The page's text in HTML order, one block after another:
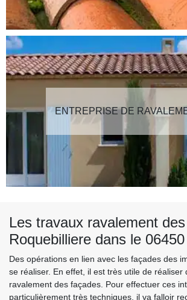
ENTREPRISE DE
Les travaux ravalement
Roquebilliere dans le 06450
Des opérations en lien avec les façades des
se réaliser. En effet, il est très utile de réaliser
ravalement des façades. Pour effectuer ces
particulièrement très techniques, il va falloir